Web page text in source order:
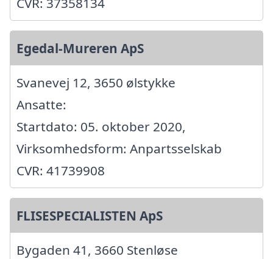
Egedal-Mureren ApS
Svanevej 12, 3650 ølstykke
Ansatte:
Startdato: 05. oktober 2020,
Virksomhedsform: Anpartsselskab
CVR: 41739908
FLISESPECIALISTEN ApS
Bygaden 41, 3660 Stenløse